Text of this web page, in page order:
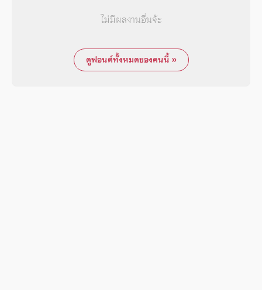
ไม่มีผลงานอื่นจ้ะ
ดูฟอนต์ทั้งหมดของคนนี้ »